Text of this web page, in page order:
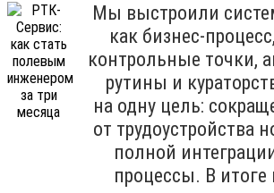
Мы выстроили
как бизнес-
контрольные точки,
рутины и
на одну цель:
от трудоустройства
полной
процессы. В